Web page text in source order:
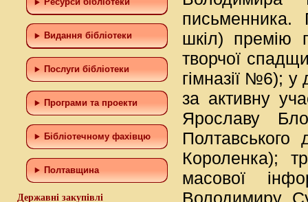
Ресурси бібліотеки
Видання бібліотеки
Послуги бібліотеки
Програми та проекти
Бiблiотечному фахiвцю
Полтавщина
Державні закупівлі
письменника.
шкіл) премію
творчої
гімназії №6); у
за активну
Ярославу
Полтавського
Короленка);
масової
Володимиру